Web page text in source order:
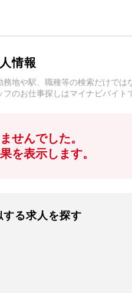
情報
地や駅、職種等の検索だけでは
のお仕事探しはマイナビバイト
せんでした。
を表示します。
る求人を探す